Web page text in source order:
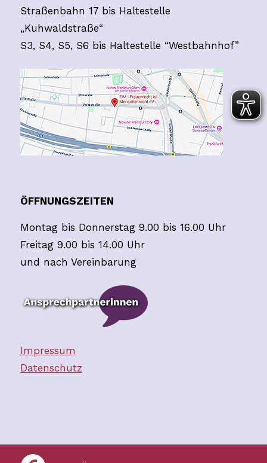
Straßenbahn 17 bis Haltestelle
„Kuhwaldstraße“
S3, S4, S5, S6 bis Haltestelle “Westbahnhof”
ÖFFNUNGSZEITEN
Montag bis Donnerstag 9.00 bis 16.00 Uhr
Freitag 9.00 bis 14.00 Uhr
und nach Vereinbarung
Impressum
Datenschutz